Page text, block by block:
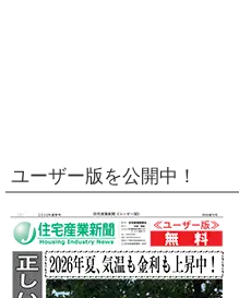
ユーザー版を公開中！